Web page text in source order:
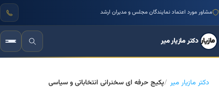
مشاور مورد اعتماد نمایندگان مجلس و مدیران ارشد
دکتر مازیار میر
دکتر مازیار میر پکیج حرفه ای سخنرانی انتخاباتی و سیاسی